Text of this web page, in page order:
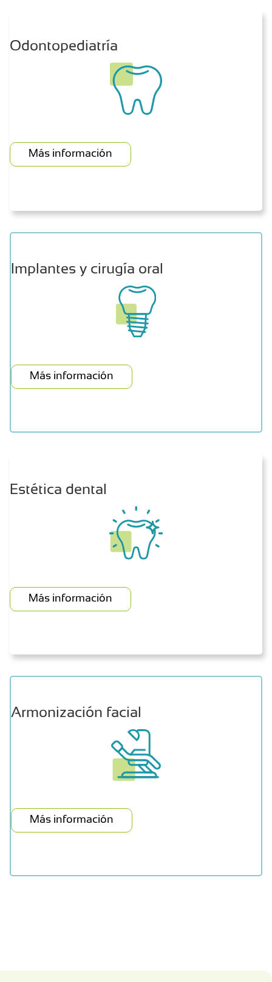
Odontopediatría
Más información
Implantes y cirugía oral
Más información
Estética dental
Más información
Armonización facial
Más información